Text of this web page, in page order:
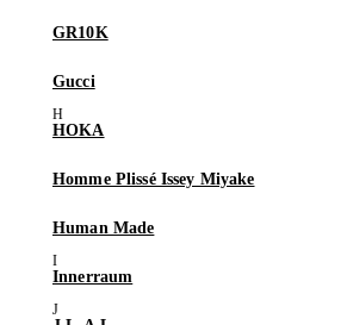
GR10K
Gucci
HOKA
Homme Plissé Issey Miyake
Human Made
Innerraum